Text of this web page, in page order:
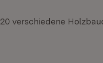
20 verschiedene